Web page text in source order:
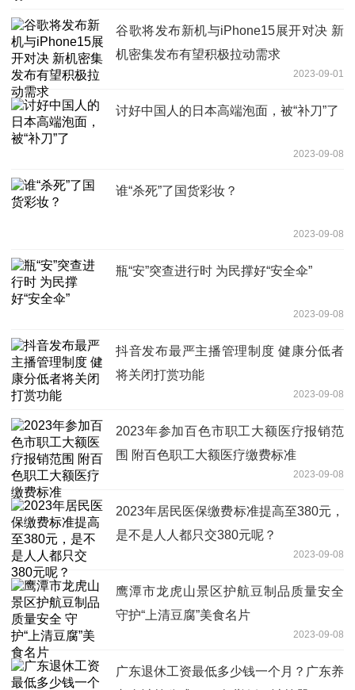
谷歌将发布新机与iPhone15展开对决 新
机密集发布有望积极拉动需求
2023-09-01
讨好中国人的日本高端泡面，被“补刀”了
2023-09-08
谁“杀死”了国货彩妆？
2023-09-08
瓶“安”突查进行时 为民撑好“安全伞”
2023-09-08
抖音发布最严主播管理制度 健康分低者
将关闭打赏功能
2023-09-08
2023年参加百色市职工大额医疗报销范
围 附百色职工大额医疗缴费标准
2023-09-08
2023年居民医保缴费标准提高至380元，
是不是人人都只交380元呢？
2023-09-08
鹰潭市龙虎山景区护航豆制品质量安全
守护“上清豆腐”美食名片
2023-09-08
广东退休工资最低多少钱一个月？广东养